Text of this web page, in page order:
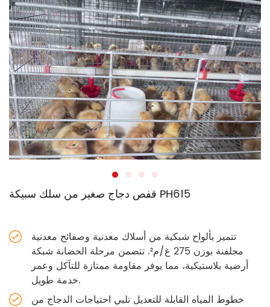
قفص دجاج صغير من سلك سبيكة PH615
تتميز بألواح شبكية من أسلاك معدنية وصفائح معدنية
مجلفنة بوزن 275 غ/م². تتضمن مرحلة الحضانة شبكة
أرضية بلاستيكية، مما يوفر مقاومة ممتازة للتآكل وعمر
خدمة طويل.
خطوط المياه القابلة للتعديل تلبي احتياجات الدجاج من